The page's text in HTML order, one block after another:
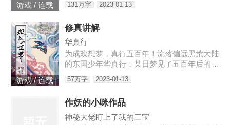
游戏 / 连载
的小丑可以代替主人学习锻炼，而且效果翻倍
131万字 2023-01-13
游戏 / 连载
修真讲解
华真行
为成欢想梦，真行五百年！流落偏远黑荒大陆
的东国少年华真行，某日梦见了五百年后的世
界。在那个世界上，很多国度与部族甚至已消
失于历史长河，而古老的东国迎来了强大的新
57万字 2023-01-13
作妖的小咪作品
神秘大佬盯上了我的三宝